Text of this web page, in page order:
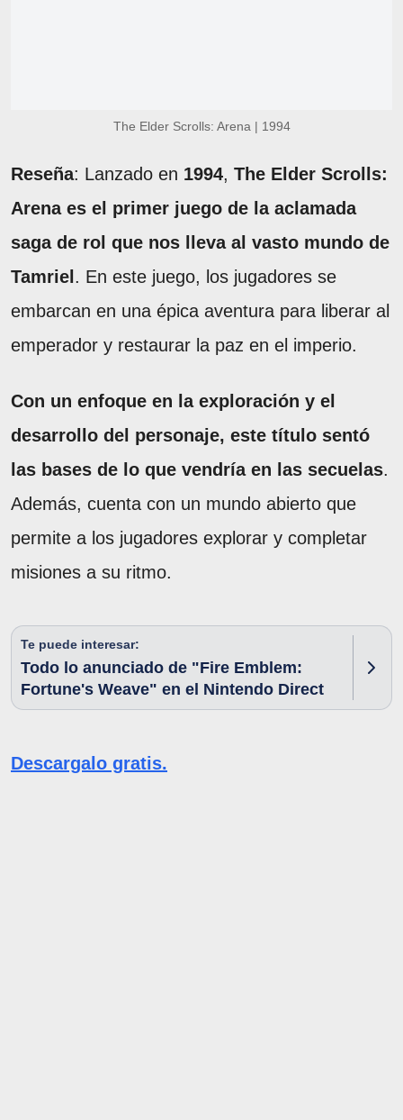
The Elder Scrolls: Arena | 1994
Reseña: Lanzado en 1994, The Elder Scrolls:
Arena es el primer juego de la aclamada
saga de rol que nos lleva al vasto mundo de
Tamriel . En este juego, los jugadores se
embarcan en una épica aventura para liberar al
emperador y restaurar la paz en el imperio.
Con un enfoque en la exploración y el
desarrollo del personaje, este título sentó
las bases de lo que vendría en las secuelas.
Además, cuenta con un mundo abierto que
permite a los jugadores explorar y completar
misiones a su ritmo.
Te puede interesar:
Todo lo anunciado de "Fire Emblem:
Fortune's Weave" en el Nintendo Direct
Descargalo gratis.